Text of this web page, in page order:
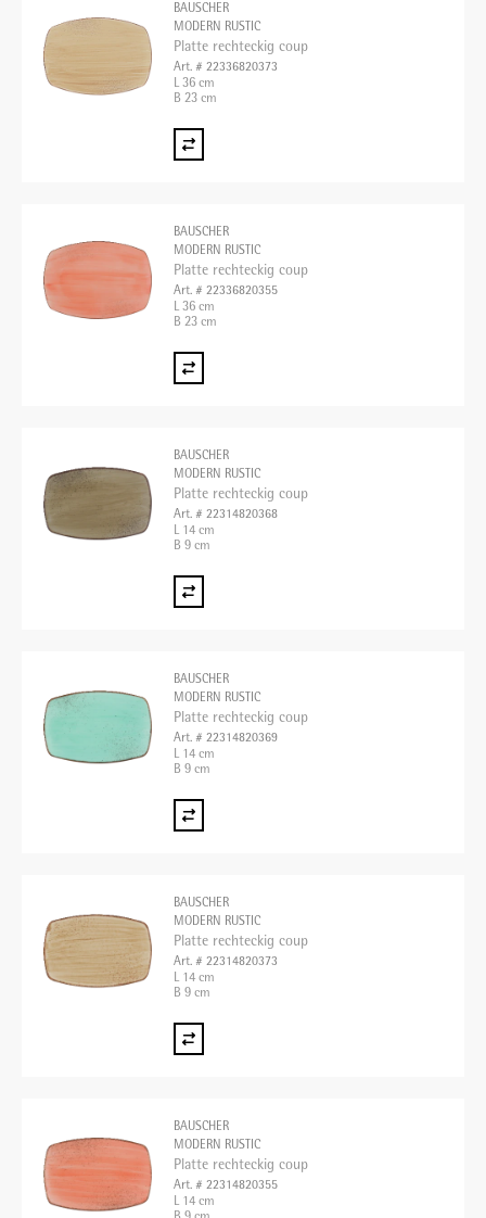
BAUSCHER
MODERN RUSTIC
Platte rechteckig coup
Art. # 22336820373
L 36 cm
B 23 cm
BAUSCHER
MODERN RUSTIC
Platte rechteckig coup
Art. # 22336820355
L 36 cm
B 23 cm
BAUSCHER
MODERN RUSTIC
Platte rechteckig coup
Art. # 22314820368
L 14 cm
B 9 cm
BAUSCHER
MODERN RUSTIC
Platte rechteckig coup
Art. # 22314820369
L 14 cm
B 9 cm
BAUSCHER
MODERN RUSTIC
Platte rechteckig coup
Art. # 22314820373
L 14 cm
B 9 cm
BAUSCHER
MODERN RUSTIC
Platte rechteckig coup
Art. # 22314820355
L 14 cm